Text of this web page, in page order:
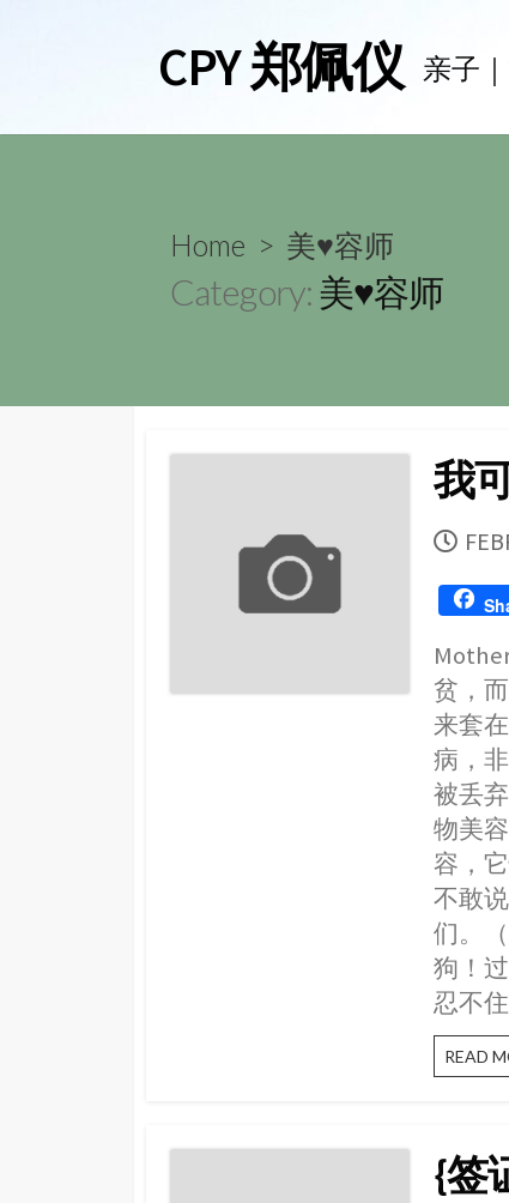
content
CPY 郑佩仪 亲子
Home > 美♥容师
Category:美♥容师
我
贫，
来套
病，
被丢
物美
容，
不敢
们。
狗！
忍不
READ
{签